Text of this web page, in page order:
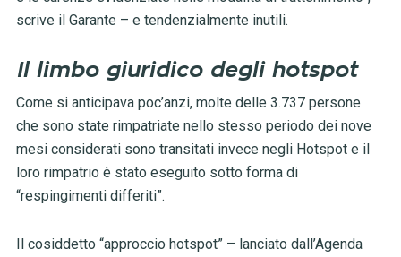
scrive il Garante – e tendenzialmente inutili.
Il limbo giuridico degli hotspot
Come si anticipava poc’anzi, molte delle 3.737 persone
che sono state rimpatriate nello stesso periodo dei nove
mesi considerati sono transitati invece negli Hotspot e il
loro rimpatrio è stato eseguito sotto forma di
“respingimenti differiti”.
Il cosiddetto “approccio hotspot” – lanciato dall’Agenda